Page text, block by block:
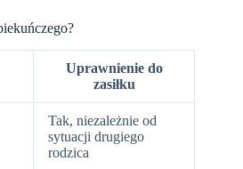
Uprawnienie do
zasiłku
Tak, niezależnie od
sytuacji drugiego
rodzica